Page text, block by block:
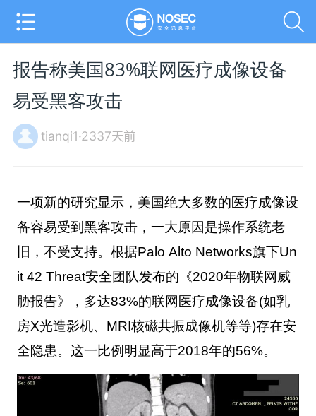
报告称美国83%联网医疗成像设备
易受黑客攻击
tianqi1·2337天前
一项新的研究显示，美国绝大多数的医疗成像设
备容易受到黑客攻击，一大原因是操作系统老
旧，不受支持。根据Palo Alto Networks旗下Un
it 42 Threat安全团队发布的《2020年物联网威
胁报告》，多达83%的联网医疗成像设备(如乳
房X光造影机、MRI核磁共振成像机等等)存在安
全隐患。这一比例明显高于2018年的56%。